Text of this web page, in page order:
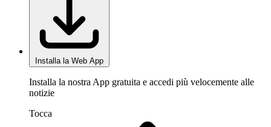
Installa la Web App
Installa la nostra App gratuita e accedi più velocemente alle
notizie
Tocca